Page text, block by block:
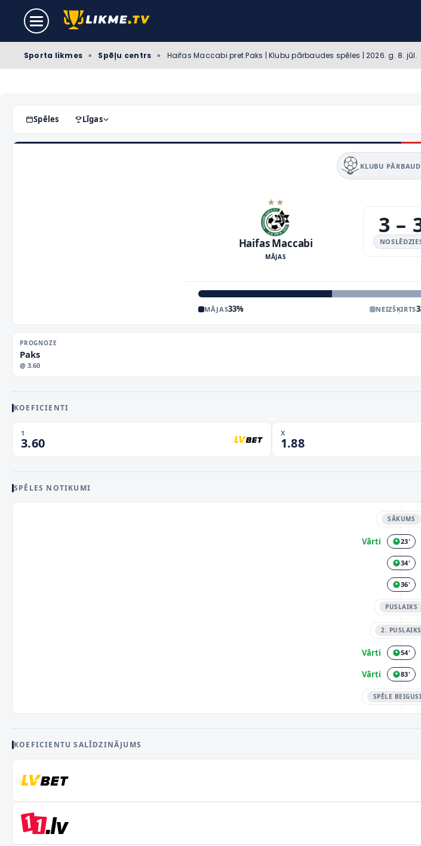
Sporta likmes » Spēļu centrs » Haifas Maccabi pret Paks | Klubu pārbaudes spēles | 2026. g. 8. jūl.
Spēles Līgas
KLUBU
Haifas Maccabi
MĀJAS
3 –
MĀJAS33% NEIZŠĶIRTS
PROGNOZE
Paks
@ 3.60
KOEFICIENTI
1
3.60
X
1.88
SPĒLES NOTIKUMI
SĀKUMS
Vārti 23'
34'
36'
PUSLAIKS
2. PUSLAIKS
Vārti 54'
Vārti 83'
SPĒLE
KOEFICIENTU SALĪDZINĀJUMS